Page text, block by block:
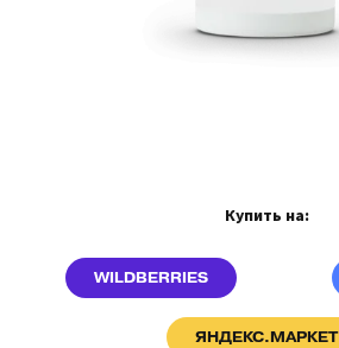
Купить на:
WILDBERRIES
ЯНДЕКС.МАРКЕТ